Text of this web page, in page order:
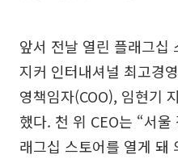
앞서 전날 열린 플래그십
지커 인터내셔널 최고경
영책임자(COO), 임현기
했다. 천 위 CEO는 “서
래그십 스토어를 열게 돼